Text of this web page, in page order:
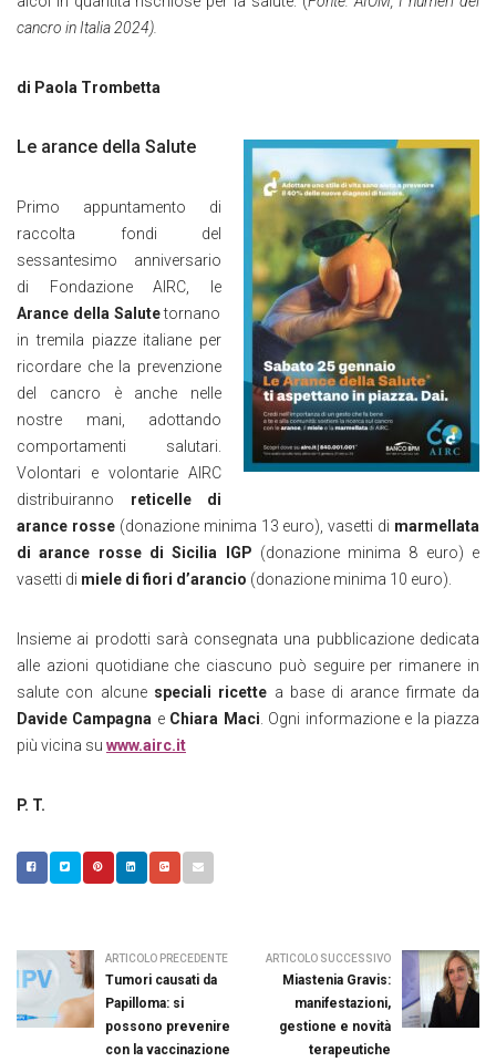
cancro in Italia 2024).
di Paola Trombetta
Le arance della Salute
Primo appuntamento di
raccolta fondi del
sessantesimo anniversario
di Fondazione AIRC, le
Arance della Salutetornano
in tremila piazze italiane per
ricordare che la prevenzione
del cancro è anche nelle
nostre mani, adottando
comportamenti salutari.
Volontari e volontarie AIRC
distribuiranno reticelle di
arance rosse (donazione minima 13 euro), vasetti di marmellata
di arance rosse di Sicilia IGP (donazione minima 8 euro) e
vasetti di miele di fiori d’arancio (donazione minima 10 euro).
Insieme ai prodotti sarà consegnata una pubblicazione dedicata
alle azioni quotidiane che ciascuno può seguire per rimanere in
salute con alcune speciali ricette a base di arance firmate da
Davide Campagna e Chiara Maci . Ogni informazione e la piazza
più vicina su www.airc.it
P. T.
ARTICOLO PRECEDENTE
Tumori causati da
Papilloma: si
possono prevenire
con la vaccinazione
ARTICOLO SUCCESSIVO
Miastenia Gravis:
manifestazioni,
gestione e novità
terapeutiche